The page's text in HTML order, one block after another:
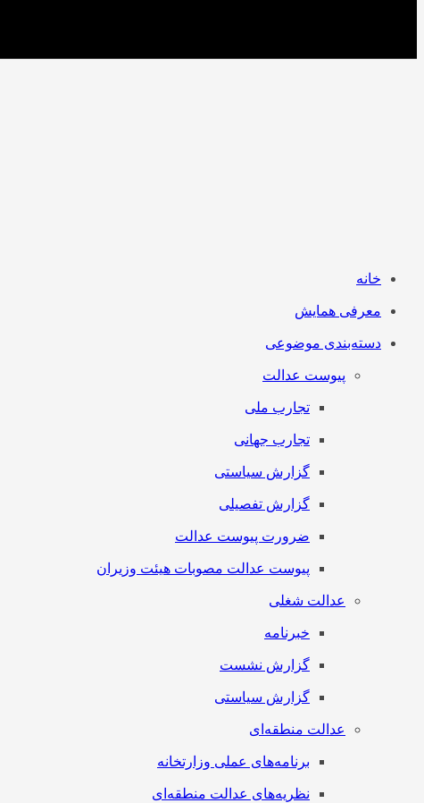
خانه
معرفی همایش
دسته‌بندی موضوعی
پیوست عدالت
تجارب ملی
تجارب جهانی
گزارش سیاستی
گزارش تفصیلی
ضرورت پیوست عدالت
پیوست عدالت مصوبات هیئت وزیران
عدالت شغلی
خبرنامه
گزارش نشست
گزارش سیاستی
عدالت منطقه‌ای
برنامه‌های عملی وزارتخانه
نظریه‌های عدالت منطقه‌ای